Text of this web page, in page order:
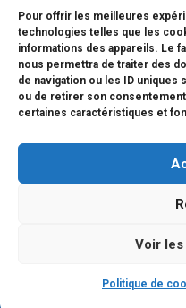
Pour offrir les meilleures
technologies telles que les
informations des appareils. Le
nous permettra de traiter des
de navigation ou les ID
ou de retirer son
certaines caractéristiques et
Voir
Politique de
Copyright © 2026 LFI